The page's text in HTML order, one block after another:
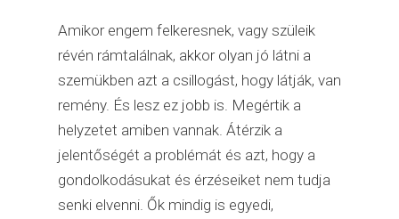
Amikor engem felkeresnek, vagy szüleik
révén rámtalálnak, akkor olyan jó látni a
szemükben azt a csillogást, hogy látják, van
remény. És lesz ez jobb is. Megértik a
helyzetet amiben vannak. Átérzik a
jelentőségét a problémát és azt, hogy a
gondolkodásukat és érzéseiket nem tudja
senki elvenni. Ők mindig is egyedi,